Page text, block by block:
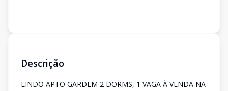
Descrição
LINDO APTO GARDEM 2 DORMS, 1 VAGA À VENDA NA